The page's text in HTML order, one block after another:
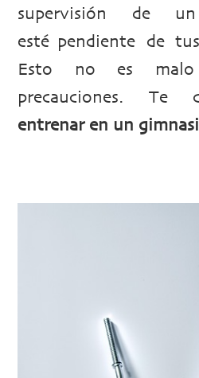
supervisión de
esté pendiente de
Esto no es
precauciones. Te
entrenar en un